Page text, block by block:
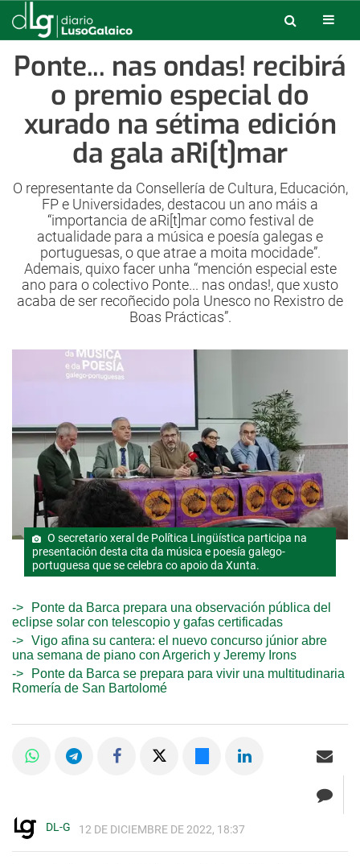
Ponte... nas ondas! recibirá
o premio especial do
xurado na sétima edición
da gala aRi[t]mar
O representante da Consellería de Cultura, Educación,
FP e Universidades, destacou un ano máis a
“importancia de aRi[t]mar como festival de
actualidade para a música e poesía galegas e
portuguesas, o que atrae a moita mocidade”.
Ademais, quixo facer unha “mención especial este
ano para o colectivo Ponte... nas ondas!, que xusto
acaba de ser recoñecido pola Unesco no Rexistro de
Boas Prácticas”.
O secretario xeral de Política Lingüística participa na
presentación desta cita da música e poesía galego-
portuguesa que se celebra co apoio da Xunta.
Ponte da Barca prepara una observación pública del
eclipse solar con telescopio y gafas certificadas
Vigo afina su cantera: el nuevo concurso júnior abre
una semana de piano con Argerich y Jeremy Irons
Ponte da Barca se prepara para vivir una multitudinaria
Romería de San Bartolomé
DL-G 12 DE DICIEMBRE DE 2022, 18:37